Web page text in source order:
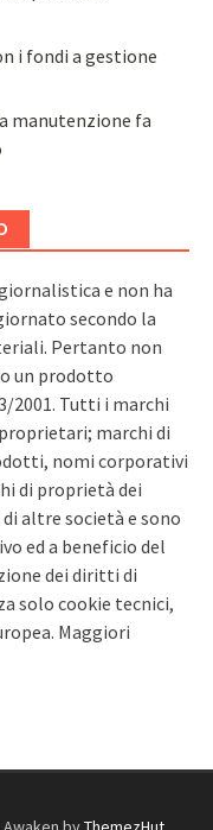
i fondi a gestione
manutenzione fa
e non ha
secondo la
Pertanto non
un prodotto
2001. Tutti i marchi
marchi di
nomi corporativi
di proprietà dei
altre società e sono
ed a beneficio del
dei diritti di
solo cookie tecnici,
Maggiori